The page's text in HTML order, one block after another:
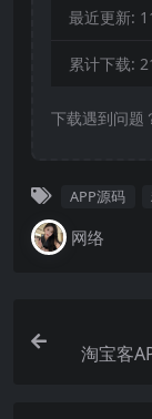
最近更新:
累计下载:
下载遇到问题
APP源码
网络
淘宝客